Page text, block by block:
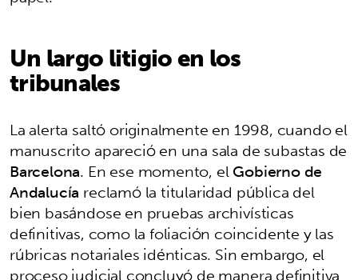
Un largo litigio en los
tribunales
La alerta saltó originalmente en 1998, cuando el
manuscrito apareció en una sala de subastas de
Barcelona. En ese momento, elGobierno de
Andalucía reclamó la titularidad pública del
bien basándose en pruebas archivísticas
definitivas, como la foliación coincidente y las
rúbricas notariales idénticas. Sin embargo, el